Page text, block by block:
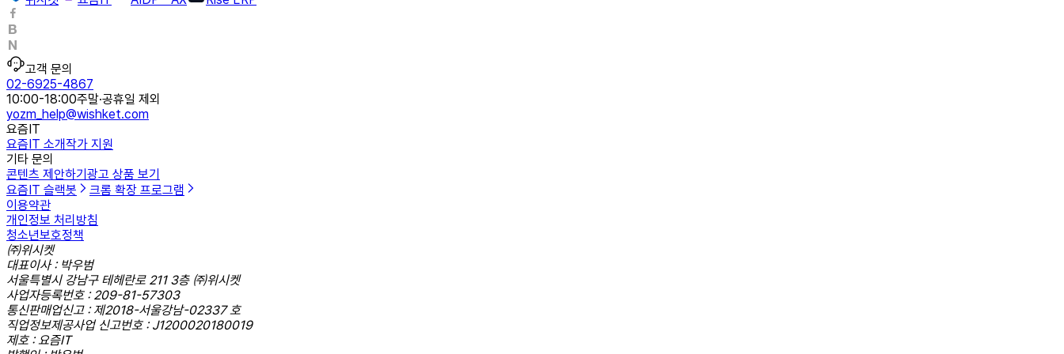
고객 문의
02-6925-4867
10:00-18:00주말·공휴일 제외
yozm_help@wishket.com
요즘IT
요즘IT 소개작가 지원
기타 문의
콘텐츠 제안하기 광고 상품 보기
요즘IT 슬랙봇
크롬 확장 프로그램
이용약관
개인정보 처리방침
청소년보호정책
㈜위시켓
대표이사 : 박우범
서울특별시 강남구 테헤란로 211 3층 ㈜위시켓
사업자등록번호 : 209-81-57303
통신판매업신고 : 제2018-서울강남-02337 호
직업정보제공사업 신고번호 : J1200020180019
제호 : 요즘IT